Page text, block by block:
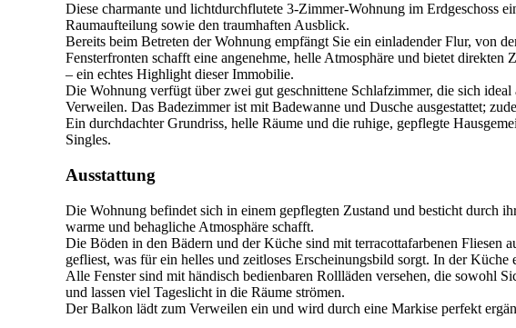
Diese charmante und lichtdurchflutete 3-Zimmer-Wohnung im Erdgeschoss
Raumaufteilung sowie den traumhaften Ausblick.
Bereits beim Betreten der Wohnung empfängt Sie ein einladender Flur, von
Fensterfronten schafft eine angenehme, helle Atmosphäre und bietet
– ein echtes Highlight dieser Immobilie.
Die Wohnung verfügt über zwei gut geschnittene Schlafzimmer, die sich
Verweilen. Das Badezimmer ist mit Badewanne und Dusche ausgestattet;
Ein durchdachter Grundriss, helle Räume und die ruhige, gepflegte
Singles.
Ausstattung
Die Wohnung befindet sich in einem gepflegten Zustand und besticht durch
warme und behagliche Atmosphäre schafft.
Die Böden in den Bädern und der Küche sind mit terracottafarbenen Fliesen
gefliest, was für ein helles und zeitloses Erscheinungsbild sorgt. In der
Alle Fenster sind mit händisch bedienbaren Rollläden versehen, die sowohl
und lassen viel Tageslicht in die Räume strömen.
Der Balkon lädt zum Verweilen ein und wird durch eine Markise perfekt